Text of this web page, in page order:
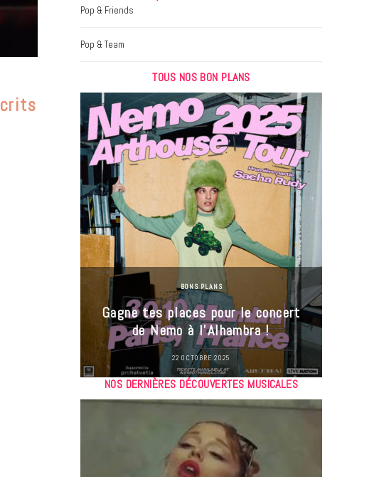
Pop & Friends
Pop & Team
TOUS NOS BON PLANS
BONS PLANS
Gagne tes places pour le concert
de Nemo à l’Alhambra !
22 OCTOBRE 2025
NOS DERNIÈRES DÉCOUVERTES MUSICALES